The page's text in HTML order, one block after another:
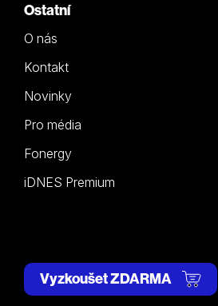
Ostatní
O nás
Kontakt
Novinky
Pro média
Fonergy
iDNES Premium
Vyzkoušet ZDARMA